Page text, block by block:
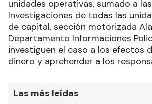
unidades operativas, sumado a
Investigaciones de todas las
de capital, sección motorizada
Departamento Informaciones
investiguen el caso a los efectos
dinero y aprehender a los
Las más leídas